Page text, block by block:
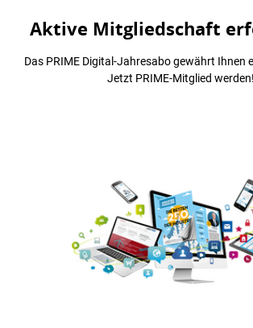
Aktive Mitgliedschaft
Das PRIME Digital-Jahresabo gewährt Ihnen
Jetzt PRIME-Mitglied werden!